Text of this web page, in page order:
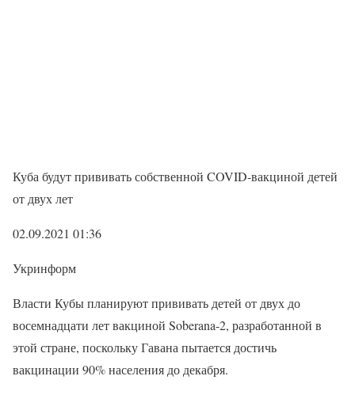
Куба будут прививать собственной COVID-вакциной детей
от двух лет
02.09.2021 01:36
Укринформ
Власти Кубы планируют прививать детей от двух до
восемнадцати лет вакциной Soberana-2, разработанной в
этой стране, поскольку Гавана пытается достичь
вакцинации 90% населения до декабря.